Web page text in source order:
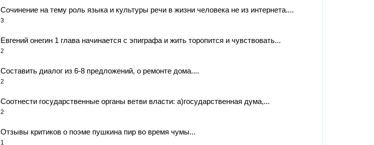
Сочинение на тему роль языка и культуры речи в жизни человека не из интернета....
3
Евгений онегин 1 глава начинается с эпиграфа и жить торопится и чувствовать...
2
Составить диалог из 6-8 предложений, о ремонте дома....
2
Соотнести государственные органы ветви власти: а)государственная дума,...
2
Отзывы критиков о поэме пушкина пир во время чумы...
1